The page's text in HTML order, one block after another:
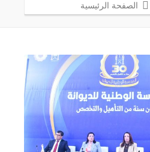
الصفحة الرئيسية